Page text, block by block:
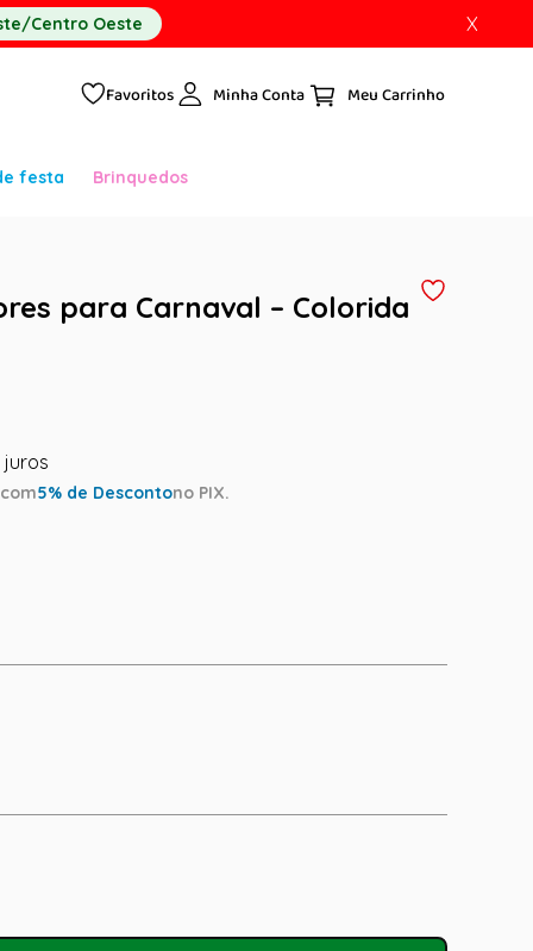
Centro Oeste X
Favoritos Minha Conta
festa Brinquedos
para Carnaval – Colorida
com5% de Descontono PIX.